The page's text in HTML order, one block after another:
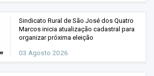
Sindicato Rural de São José dos Quatro
Marcos inicia atualização cadastral para
organizar próxima eleição
03 Agosto 2026